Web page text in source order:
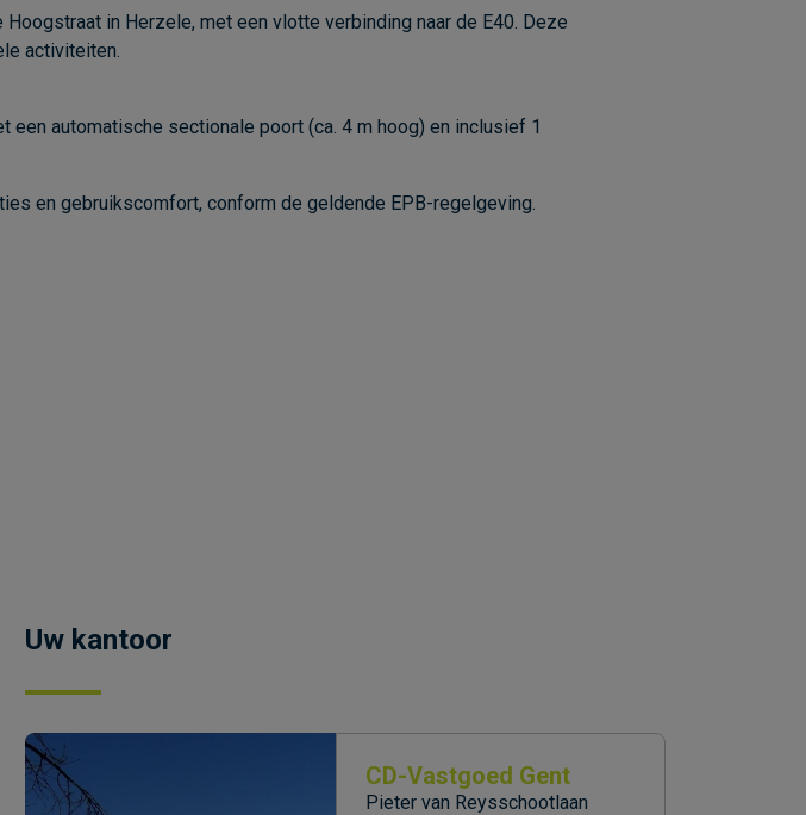
in Herzele, met een vlotte verbinding naar de E40. Deze
activiteiten.
een automatische sectionale poort (ca. 4 m hoog) en inclusief 1
en gebruikscomfort, conform de geldende EPB-regelgeving.
Uw kantoor
CD-Vastgoed Gent
Pieter van Reysschootlaan